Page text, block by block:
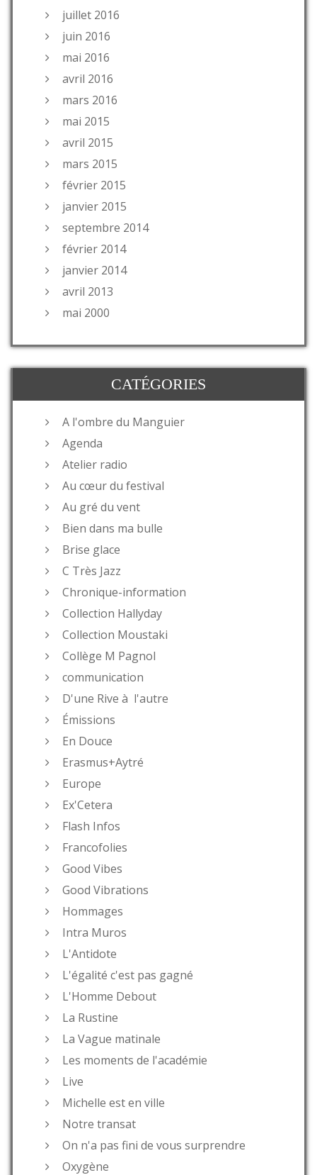
juillet 2016
juin 2016
mai 2016
avril 2016
mars 2016
mai 2015
avril 2015
mars 2015
février 2015
janvier 2015
septembre 2014
février 2014
janvier 2014
avril 2013
mai 2000
CATÉGORIES
A l'ombre du Manguier
Agenda
Atelier radio
Au cœur du festival
Au gré du vent
Bien dans ma bulle
Brise glace
C Très Jazz
Chronique-information
Collection Hallyday
Collection Moustaki
Collège M Pagnol
communication
D'une Rive à l'autre
Émissions
En Douce
Erasmus+Aytré
Europe
Ex'Cetera
Flash Infos
Francofolies
Good Vibes
Good Vibrations
Hommages
Intra Muros
L'Antidote
L'égalité c'est pas gagné
L'Homme Debout
La Rustine
La Vague matinale
Les moments de l'académie
Live
Michelle est en ville
Notre transat
On n'a pas fini de vous surprendre
Oxygène